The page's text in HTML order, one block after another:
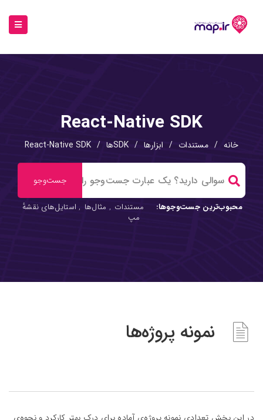
React-Native SDK
خانه / مستندات / ابزارها / SDKها /
React-Native SDK
محبوب‌ترین جست‌وجوها: مستندات , مثال‌ها , استایل‌های نقشهٔ
مپ
نمونه پروژه‌ها